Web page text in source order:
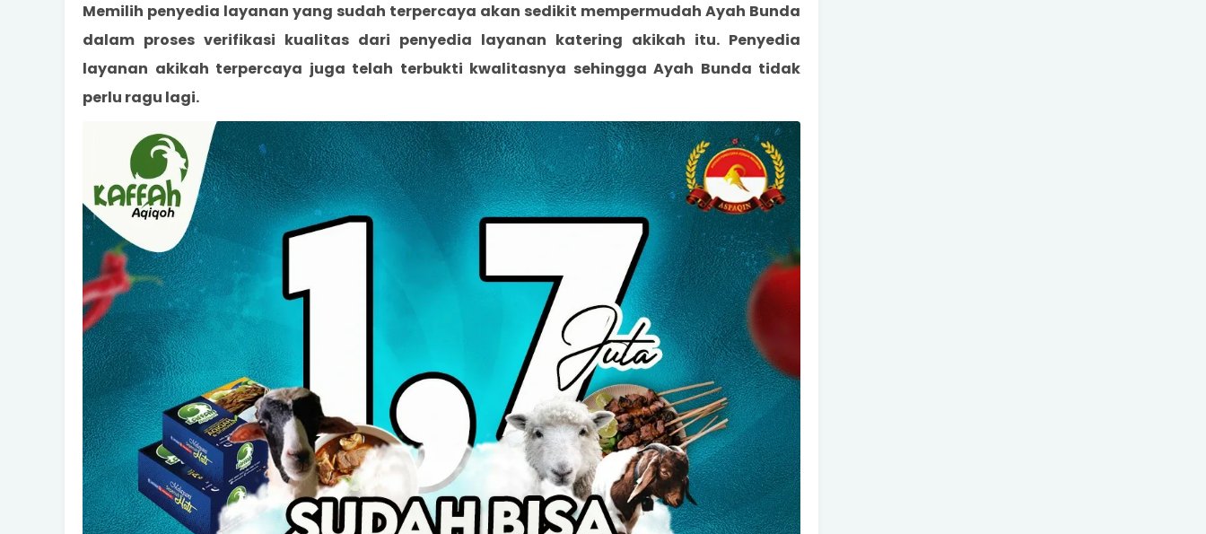
Memilih penyedia layanan yang sudah terpercaya akan sedikit mempermudah Ayah Bunda
dalam proses verifikasi kualitas dari penyedia layanan katering akikah itu. Penyedia
layanan akikah terpercaya juga telah terbukti kwalitasnya sehingga Ayah Bunda tidak
perlu ragu lagi.